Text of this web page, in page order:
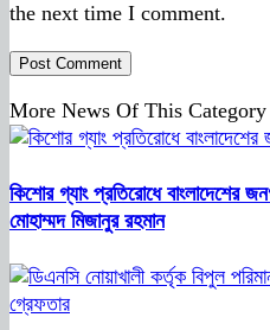
the next time I comment.
More News Of This Category
কিশোর গ্যাং প্রতিরোধে বাংলাদেশের
মোহাম্মদ মিজানুর রহমান